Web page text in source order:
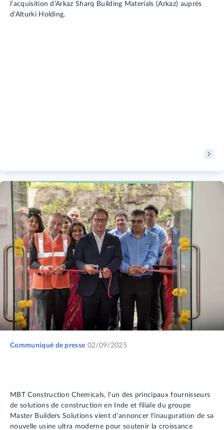
l’acquisition d’Arkaz Sharq Building Materials (Arkaz) auprès
d’Alturki Holding.
Communiqué de presse 02/09/2025
MBT Construction Chemicals, l'un des principaux fournisseurs
de solutions de construction en Inde et filiale du groupe
Master Builders Solutions vient d'annoncer l'inauguration de sa
nouvelle usine ultra moderne pour soutenir la croissance